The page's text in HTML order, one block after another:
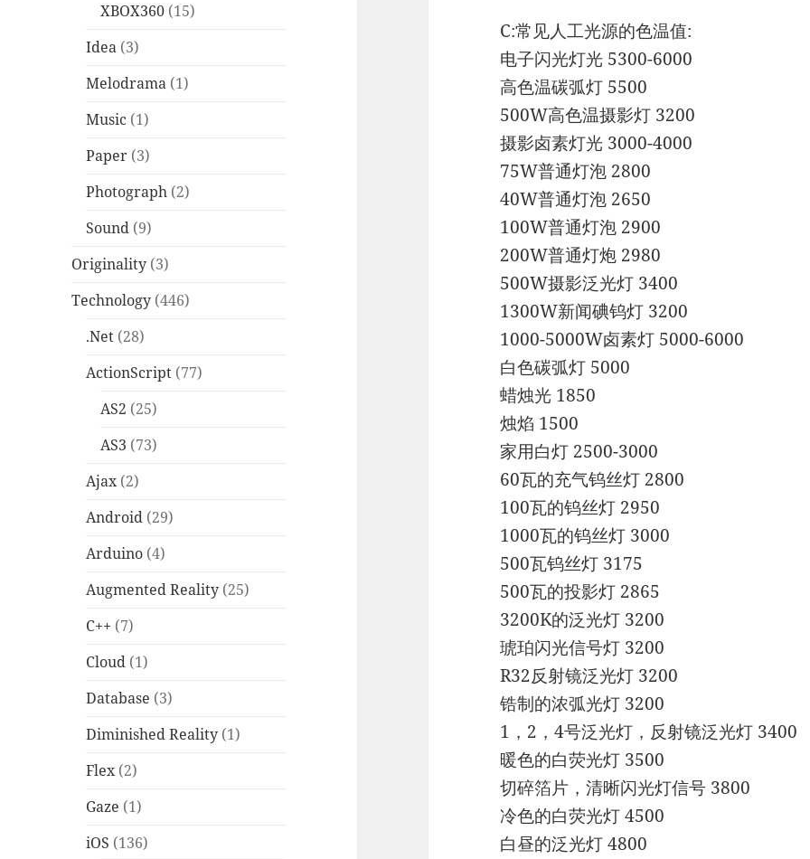
XBOX360 (15)
Idea (3)
Melodrama (1)
Music (1)
Paper (3)
Photograph (2)
Sound (9)
Originality (3)
Technology (446)
.Net (28)
ActionScript (77)
AS2 (25)
AS3 (73)
Ajax(2)
Android (29)
Arduino (4)
Augmented Reality (25)
C++ (7)
Cloud (1)
Database (3)
Diminished Reality (1)
Flex(2)
Gaze (1)
iOS (136)
C:常见人工光源的色温值:
电子闪光灯光 5300-6000
高色温碳弧灯 5500
500W高色温摄影灯 3200
摄影卤素灯光 3000-4000
75W普通灯泡 2800
40W普通灯泡 2650
100W普通灯泡 2900
200W普通灯炮 2980
500W摄影泛光灯 3400
1300W新闻碘钨灯 3200
1000-5000W卤素灯 5000-6000
白色碳弧灯 5000
蜡烛光 1850
烛焰 1500
家用白灯 2500-3000
60瓦的充气钨丝灯 2800
100瓦的钨丝灯 2950
1000瓦的钨丝灯 3000
500瓦钨丝灯 3175
500瓦的投影灯 2865
3200K的泛光灯 3200
琥珀闪光信号灯 3200
R32反射镜泛光灯 3200
锆制的浓弧光灯 3200
1，2，4号泛光灯，反射镜泛光灯 3400
暖色的白荧光灯 3500
切碎箔片，清晰闪光灯信号 3800
冷色的白荧光灯 4500
白昼的泛光灯 4800